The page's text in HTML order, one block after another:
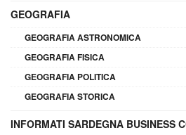
GEOGRAFIA
GEOGRAFIA ASTRONOMICA
GEOGRAFIA FISICA
GEOGRAFIA POLITICA
GEOGRAFIA STORICA
INFORMATI SARDEGNA BUSINESS